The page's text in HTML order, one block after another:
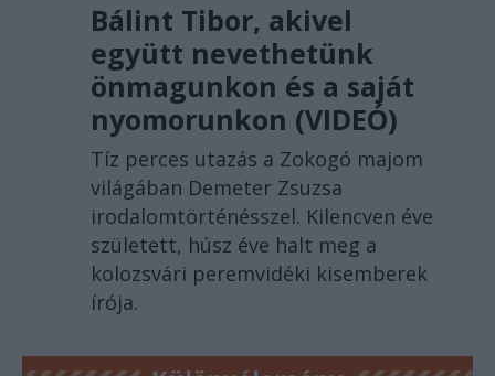
Bálint Tibor, akivel
együtt nevethetünk
önmagunkon és a saját
nyomorunkon (VIDEÓ)
Tíz perces utazás a Zokogó majom
világában Demeter Zsuzsa
irodalomtörténésszel. Kilencven éve
született, húsz éve halt meg a
kolozsvári peremvidéki kisemberek
írója.